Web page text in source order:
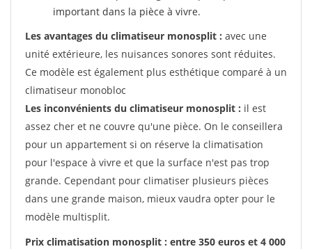
important dans la pièce à vivre.
Les avantages du climatiseur monosplit : avec une
unité extérieure, les nuisances sonores sont réduites.
Ce modèle est également plus esthétique comparé à un
climatiseur monobloc
Les inconvénients du climatiseur monosplit : il est
assez cher et ne couvre qu'une pièce. On le conseillera
pour un appartement si on réserve la climatisation
pour l'espace à vivre et que la surface n'est pas trop
grande. Cependant pour climatiser plusieurs pièces
dans une grande maison, mieux vaudra opter pour le
modèle multisplit.
Prix climatisation monosplit : entre 350 euros et 4 000